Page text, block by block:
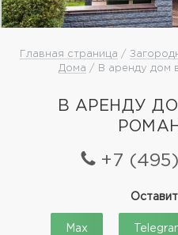
Главная страница /
Дома / В аренду дом
В АРЕНДУ
+7
Max